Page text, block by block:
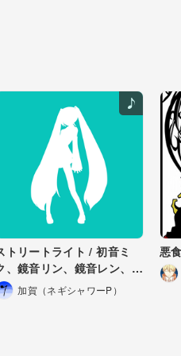
トリートライト / 初音ミ
、鏡音リン、鏡音レン、巡
ルカ、KAITO、MEIKO
加賀（ネギシャワーP）
悪